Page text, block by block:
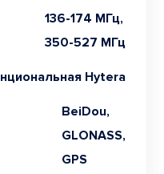
136-174 МГц,
350-527 МГц
Hytera
BeiDou,
GLONASS,
GPS